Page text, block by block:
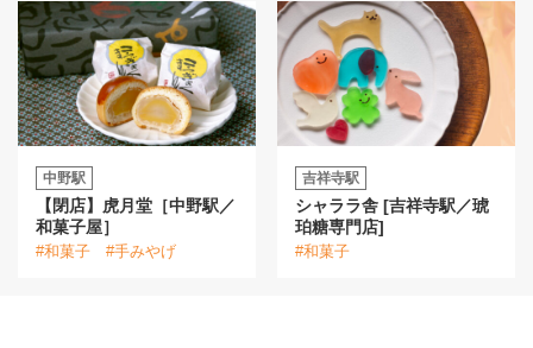
中野駅
【閉店】虎月堂［中野駅／
和菓子屋］
#和菓子 #手みやげ
吉祥寺駅
シャララ舎 [吉祥寺駅／琥
珀糖専門店]
#和菓子